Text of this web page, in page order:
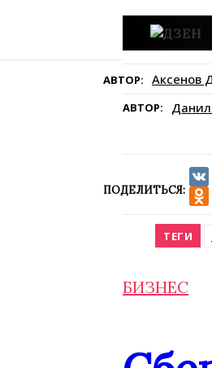
АВТОР: Аксенов
АВТОР:
ПОДЕЛИТЬСЯ:
VK
ТЕГИ
БИЗНЕС